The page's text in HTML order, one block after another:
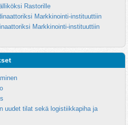
Rastorille
Markkinointi-instituuttiin
Markkinointi-instituuttiin
uudet tilat sekä logistiikkapiha ja